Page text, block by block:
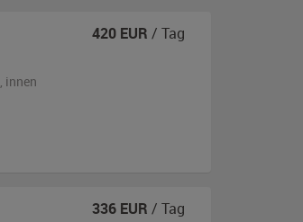
, innen
420 EUR / Tag
336 EUR / Tag